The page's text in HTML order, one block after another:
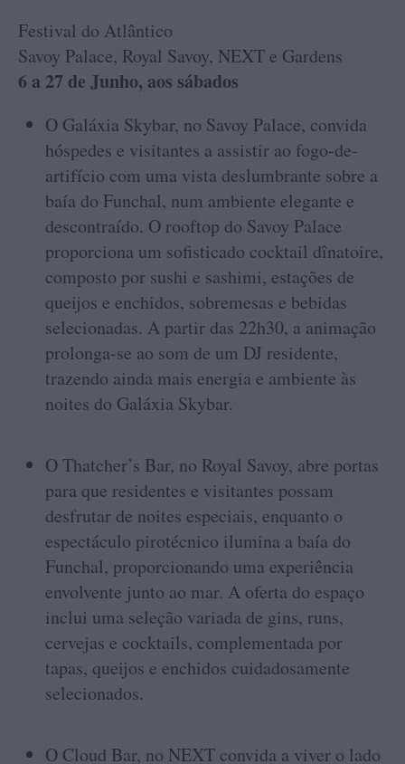
Festival do Atlântico
Savoy Palace, Royal Savoy, NEXT e Gardens
6 a 27 de Junho, aos sábados
O Galáxia Skybar, no Savoy Palace, convida
hóspedes e visitantes a assistir ao fogo-de-
artifício com uma vista deslumbrante sobre a
baía do Funchal, num ambiente elegante e
descontraído. O rooftop do Savoy Palace
proporciona um sofisticado cocktail dînatoire,
composto por sushi e sashimi, estações de
queijos e enchidos, sobremesas e bebidas
selecionadas. A partir das 22h30, a animação
prolonga-se ao som de um DJ residente,
trazendo ainda mais energia e ambiente às
noites do Galáxia Skybar.
O Thatcher’s Bar, no Royal Savoy, abre portas
para que residentes e visitantes possam
desfrutar de noites especiais, enquanto o
espectáculo pirotécnico ilumina a baía do
Funchal, proporcionando uma experiência
envolvente junto ao mar. A oferta do espaço
inclui uma seleção variada de gins, runs,
cervejas e cocktails, complementada por
tapas, queijos e enchidos cuidadosamente
selecionados.
O Cloud Bar, no NEXT convida a viver o lado